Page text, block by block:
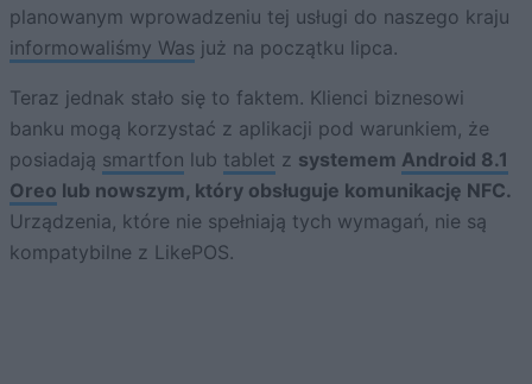
planowanym wprowadzeniu tej usługi do naszego kraju
informowaliśmy Was już na początku lipca.
Teraz jednak stało się to faktem. Klienci biznesowi
banku mogą korzystać z aplikacji pod warunkiem, że
posiadają smartfon lub tablet z systemem Android 8.1
Oreo lub nowszym, który obsługuje komunikację NFC.
Urządzenia, które nie spełniają tych wymagań, nie są
kompatybilne z LikePOS.